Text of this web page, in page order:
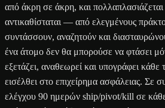
από άκρη σε άκρη, και
αντικαθίσταται — από ελεγμένους
συντάσσουν, αναζητούν και
ένα άτομο δεν θα μπορούσε να φτάσει
εξετάζει, αναθεωρεί και υπογράφει κάθε
εισέλθει στο επιχείρημα ασφάλειας. Σε
ελέγχου 90 ημερών ship/pivot/kill σε